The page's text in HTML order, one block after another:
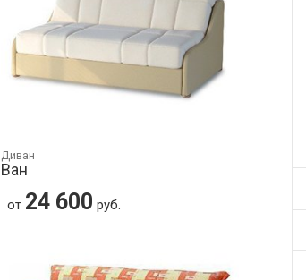
Диван
Ван
от 24 600 руб.